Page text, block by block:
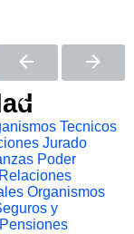
Tecnicos
Jurado
Poder
Relaciones
Organismos
y